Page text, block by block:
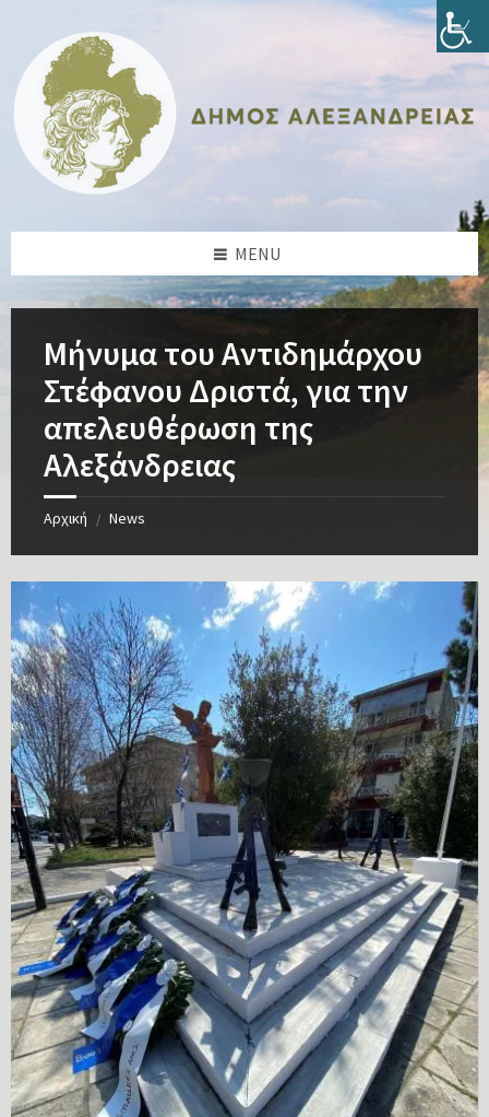
content
sidebar
sidebar
footer
MENU
Μήνυμα του Αντιδημάρχου
Στέφανου Δριστά, για την
απελευθέρωση της
Αλεξάνδρειας
Αρχική / News